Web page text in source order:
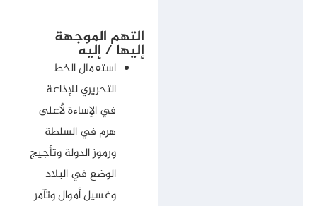
التهم الموجهة
إليها / إليه
استعمال الخط
التحريري للإذاعة
في الإساءة لأعلى
هرم في السلطة
ورموز الدولة وتأجيج
الوضع في البلاد
وغسيل أموال وتآمر